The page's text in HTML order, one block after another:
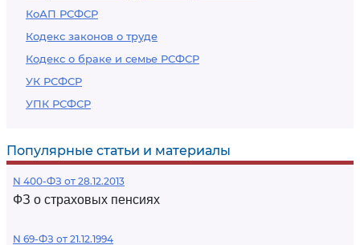
КоАП РСФСР
Кодекс законов о труде
Кодекс о браке и семье РСФСР
УК РСФСР
УПК РСФСР
Популярные статьи и материалы
N 400-ФЗ от 28.12.2013
ФЗ о страховых пенсиях
N 69-ФЗ от 21.12.1994